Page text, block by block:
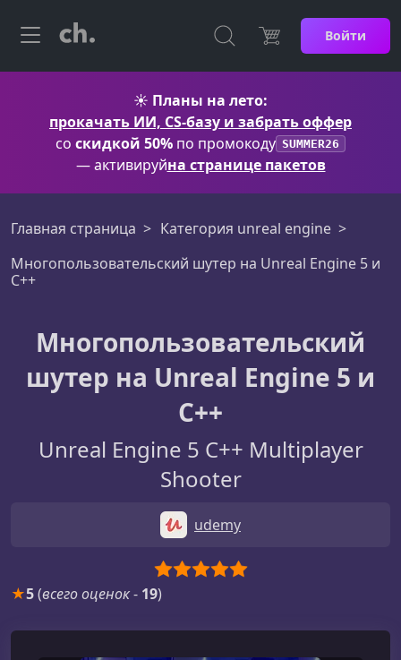
Войти
☀️ Планы на лето:
прокачать ИИ, CS-базу и забрать оффер
со скидкой 50% по промокоду SUMMER26
— активируйна странице пакетов
Главная страница
Категория unreal engine
Многопользовательский шутер на Unreal Engine 5 и
C++
Многопользовательский
шутер на Unreal Engine 5 и
C++
Unreal Engine 5 C++ Multiplayer
Shooter
udemy
★5(всего оценок- 19)